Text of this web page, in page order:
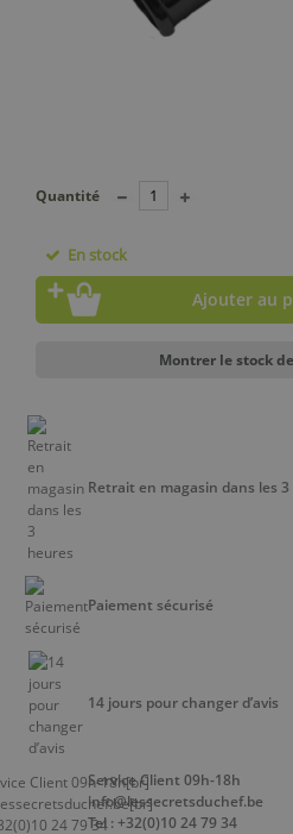
Quantité
En stock
Ajouter au
Montrer le stock
Retrait en magasin dans les
Paiement sécurisé
14 jours pour changer d’avis
Service Client 09h-18h
info@lessecretsduchef.be
Tel : +32(0)10 24 79 34